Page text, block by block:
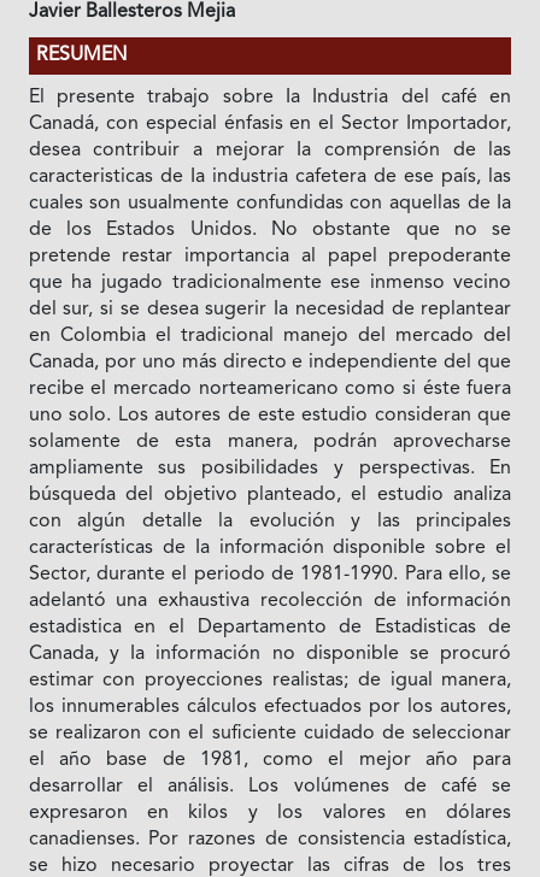
Javier Ballesteros Mejia
RESUMEN
El presente trabajo sobre Ia Industria del café en
Canadá, con especial énfasis en el Sector Importador,
desea contribuir a mejorar Ia comprensión de las
caracteristicas de Ia industria cafetera de ese país, las
cuales son usualmente confundidas con aquellas de Ia
de los Estados Unidos. No obstante que no se
pretende restar importancia al papel prepoderante
que ha jugado tradicionalmente ese inmenso vecino
del sur, si se desea sugerir Ia necesidad de replantear
en Colombia el tradicional manejo del mercado del
Canada, por uno más directo e independiente del que
recibe el mercado norteamericano como si éste fuera
uno solo. Los autores de este estudio consideran que
solamente de esta manera, podrán aprovecharse
ampliamente sus posibilidades y perspectivas. En
búsqueda del objetivo planteado, el estudio analiza
con algún detalle la evolución y las principales
características de Ia información disponible sobre el
Sector, durante el periodo de 1981-1990. Para ello, se
adelantó una exhaustiva recolección de información
estadistica en el Departamento de Estadisticas de
Canada, y Ia información no disponible se procuró
estimar con proyecciones realistas; de igual manera,
los innumerables cálculos efectuados por los autores,
se realizaron con el suficiente cuidado de seleccionar
el año base de 1981, como el mejor año para
desarrollar el análisis. Los volúmenes de café se
expresaron en kilos y los valores en dólares
canadienses. Por razones de consistencia estadística,
se hizo necesario proyectar las cifras de los tres